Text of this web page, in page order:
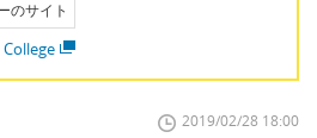
のサイト
2019/02/28 18:00